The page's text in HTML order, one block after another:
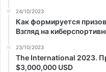
24/10/2023
Как формируется
Взгляд на
23/10/2023
The International 2023.
$3,000,000 USD